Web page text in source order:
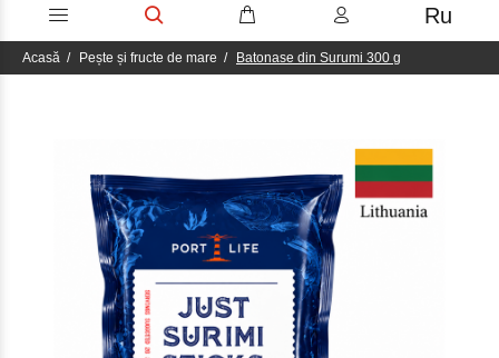
Ru
Acasă Pește și fructe de mare Batonase din Surumi 300 g